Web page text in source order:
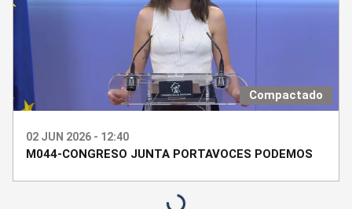
Compactado
02 JUN 2026 - 12:40
M044-CONGRESO JUNTA PORTAVOCES PODEMOS